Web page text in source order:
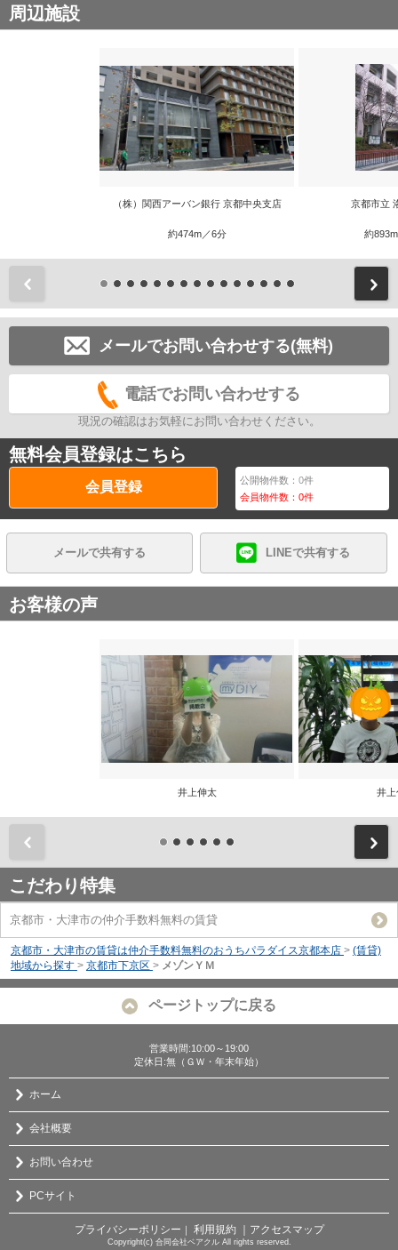
周辺施設
（株）関西アーバン銀行 京都中央支店
約474m／6分
京都市立
約
メールでお問い合わせする(無料)
電話でお問い合わせする
現況の確認はお気軽にお問い合わせください。
無料会員登録はこちら
会員登録 公開物件数：0件
会員物件数：0件
メールで共有する LINEで共有する
お客様の声
井上伸太 井上
こだわり特集
京都市・大津市の仲介手数料無料の賃貸
京都市・大津市の賃貸は仲介手数料無料のおうちパラダイス京都本店 > (賃貸)
地域から探す > 京都市下京区 > メゾンＹＭ
ページトップに戻る
営業時間:10:00～19:00
定休日:無（ＧＷ・年末年始）
ホーム
会社概要
お問い合わせ
PCサイト
プライバシーポリシー 利用規約 ｜アクセスマップ
Copyright(c) 合同会社ベアクル All rights reserved.